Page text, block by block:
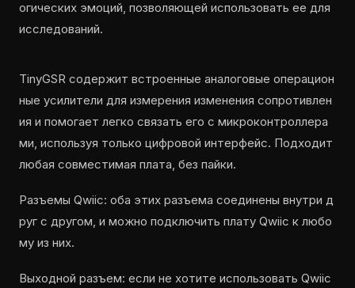
огических эмоций, позволяющей использовать ее для
исследований.
TinyGSR содержит встроенные аналоговые операцион
ные усилители для измерения изменения сопротивлен
ия и помогает легко связать его с микроконтроллера
ми, используя только цифровой интерфейс. Подходит
любая совместимая плата, без пайки.
Разъемы Qwiic: оба этих разъема соединены внутри д
руг с другом, и можно подключить плату Qwiic к любо
му из них.
Выходной разъем: если не хотите использовать Qwiic